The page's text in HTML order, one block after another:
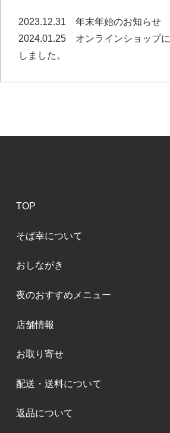
2023.12.31 年末年始のお知らせ
2024.01.25 オンラインショップに
しました。
TOP
そば幸について
おしながき
夜のおすすめメニュー
店舗情報
お取り寄せ
配送・送料について
返品について